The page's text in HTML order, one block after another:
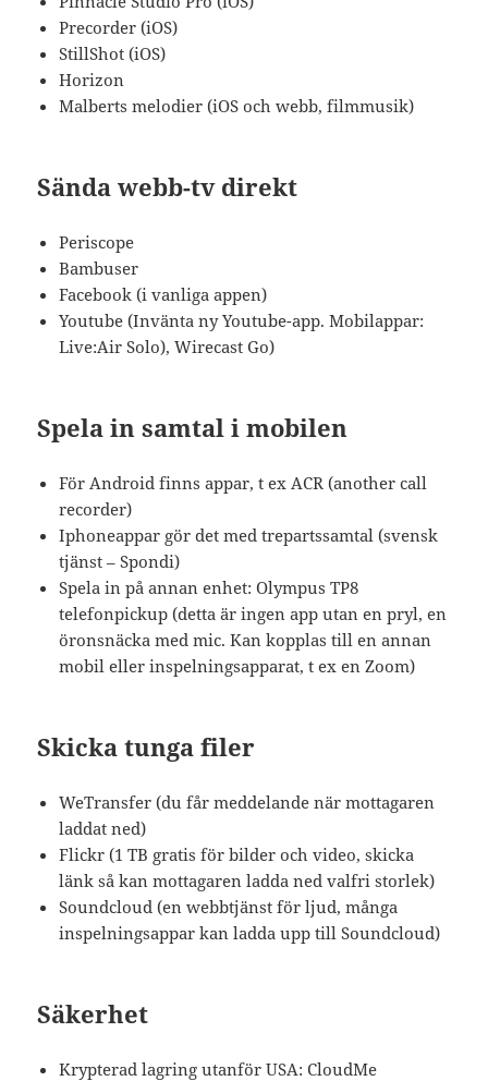
Precorder (iOS)
StillShot (iOS)
Horizon
Malberts melodier (iOS och webb, filmmusik)
Sända webb-tv direkt
Periscope
Bambuser
Facebook (i vanliga appen)
Youtube (Invänta ny Youtube-app. Mobilappar:
Live:Air Solo), Wirecast Go)
Spela in samtal i mobilen
För Android finns appar, t ex ACR (another call
recorder)
Iphoneappar gör det med trepartssamtal (svensk
tjänst – Spondi)
Spela in på annan enhet: Olympus TP8
telefonpickup (detta är ingen app utan en pryl, en
öronsnäcka med mic. Kan kopplas till en annan
mobil eller inspelningsapparat, t ex en Zoom)
Skicka tunga filer
WeTransfer (du får meddelande när mottagaren
laddat ned)
Flickr (1 TB gratis för bilder och video, skicka
länk så kan mottagaren ladda ned valfri storlek)
Soundcloud (en webbtjänst för ljud, många
inspelningsappar kan ladda upp till Soundcloud)
Säkerhet
Krypterad lagring utanför USA: CloudMe